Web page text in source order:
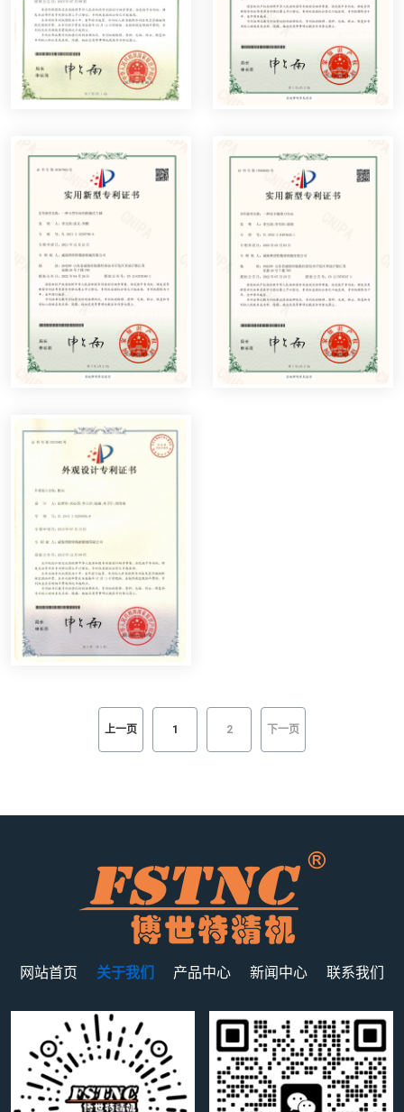
上一页 1 2 下一页
网站首页 关于我们 产品中心 新闻中心 联系我们